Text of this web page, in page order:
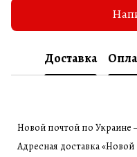
Доставка
Новой почтой по Украине
Адресная доставка «Новой